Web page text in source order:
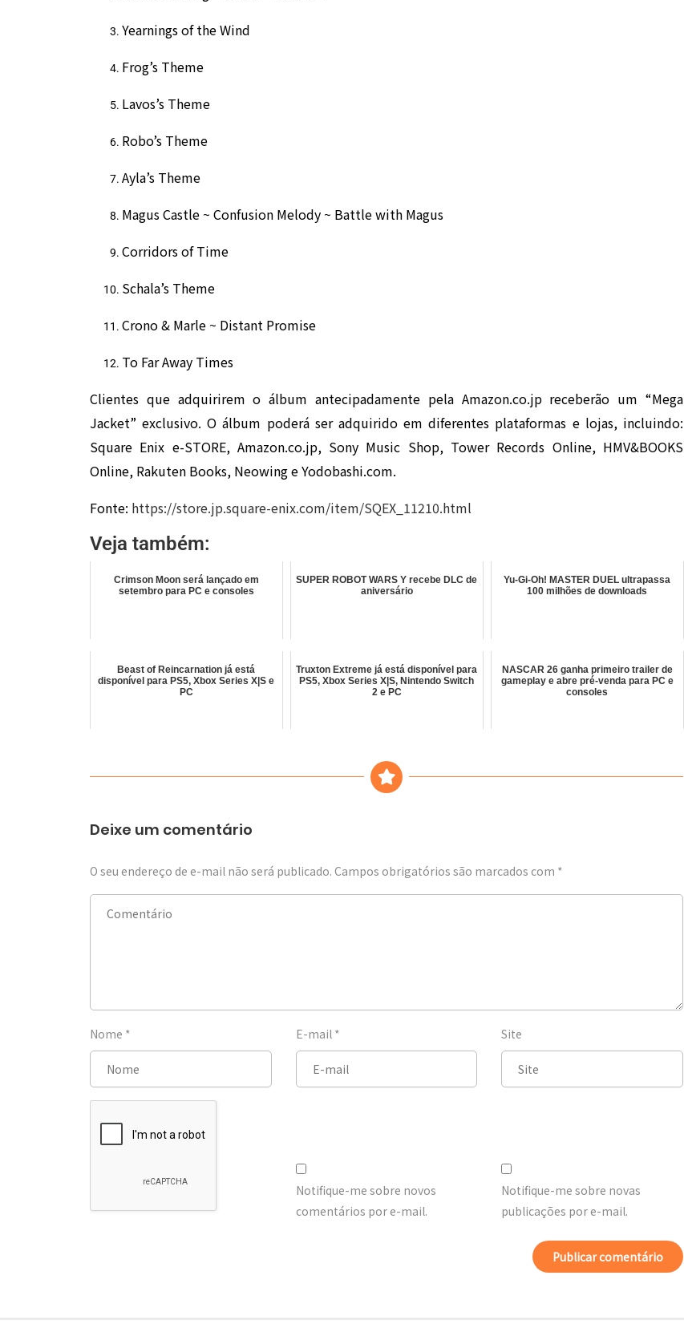
Yearnings of the Wind
Frog’s Theme
Lavos’s Theme
Robo’s Theme
Ayla’s Theme
Magus Castle ~ Confusion Melody ~ Battle with Magus
Corridors of Time
Schala’s Theme
Crono & Marle ~ Distant Promise
To Far Away Times
Clientes que adquirirem o álbum antecipadamente pela Amazon.co.jp receberão um “Mega
Jacket” exclusivo. O álbum poderá ser adquirido em diferentes plataformas e lojas, incluindo:
Square Enix e-STORE, Amazon.co.jp, Sony Music Shop, Tower Records Online, HMV&BOOKS
Online, Rakuten Books, Neowing e Yodobashi.com.
Fonte: https://store.jp.square-enix.com/item/SQEX_11210.html
Veja também:
Crimson Moon será lançado em
setembro para PC e consoles
SUPER ROBOT WARS Y recebe DLC de
aniversário
Yu-Gi-Oh! MASTER DUEL ultrapassa
100 milhões de downloads
Beast of Reincarnation já está
disponível para PS5, Xbox Series X|S e
PC
Truxton Extreme já está disponível para
PS5, Xbox Series X|S, Nintendo Switch
2 e PC
NASCAR 26 ganha primeiro trailer de
gameplay e abre pré-venda para PC e
consoles
Deixe um comentário
O seu endereço de e-mail não será publicado. Campos obrigatórios são marcados com *
Nome * E-mail * Site
Notifique-me sobre novos
comentários por e-mail.
Notifique-me sobre novas
publicações por e-mail.